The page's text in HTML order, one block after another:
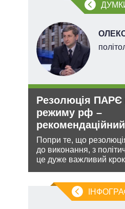
Резолюція
режиму рф –
Попри те, що
до виконання, з
це дуже важливий крок